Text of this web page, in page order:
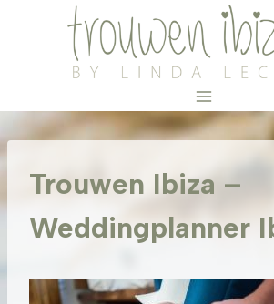
Trouwen Ibiza –
Weddingplanner